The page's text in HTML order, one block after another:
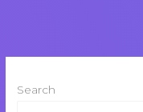
Search